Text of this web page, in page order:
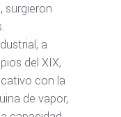
surgieron
a
del XIX,
con la
de vapor,